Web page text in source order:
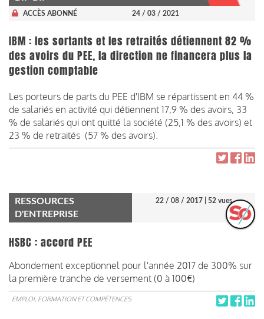
ACCÈS ABONNÉ 24 / 03 / 2021
IBM : les sortants et les retraités détiennent 82 %
des avoirs du PEE, la direction ne financera plus la
gestion comptable
Les porteurs de parts du PEE d'IBM se répartissent en 44 %
de salariés en activité qui détiennent 17,9 % des avoirs, 33
% de salariés qui ont quitté la société (25,1 % des avoirs) et
23 % de retraités (57 % des avoirs).
RESSOURCES
D'ENTREPRISE
22 / 08 / 2017 | 52 vues
HSBC : accord PEE
Abondement exceptionnel pour l'année 2017 de 300% sur
la première tranche de versement (0 à 100€)
EMPLOI, FORMATION ET COMPÉTENCES